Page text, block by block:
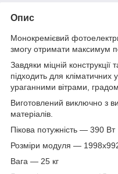
Опис
Монокремієвий
змогу отримати максимум
Завдяки міцній
підходить для кліматичних
ураганними вітрами,
Виготовлений виключно з
матеріалів.
Пікова потужність — 390 Вт
Розміри модуля —
Вага — 25 кг